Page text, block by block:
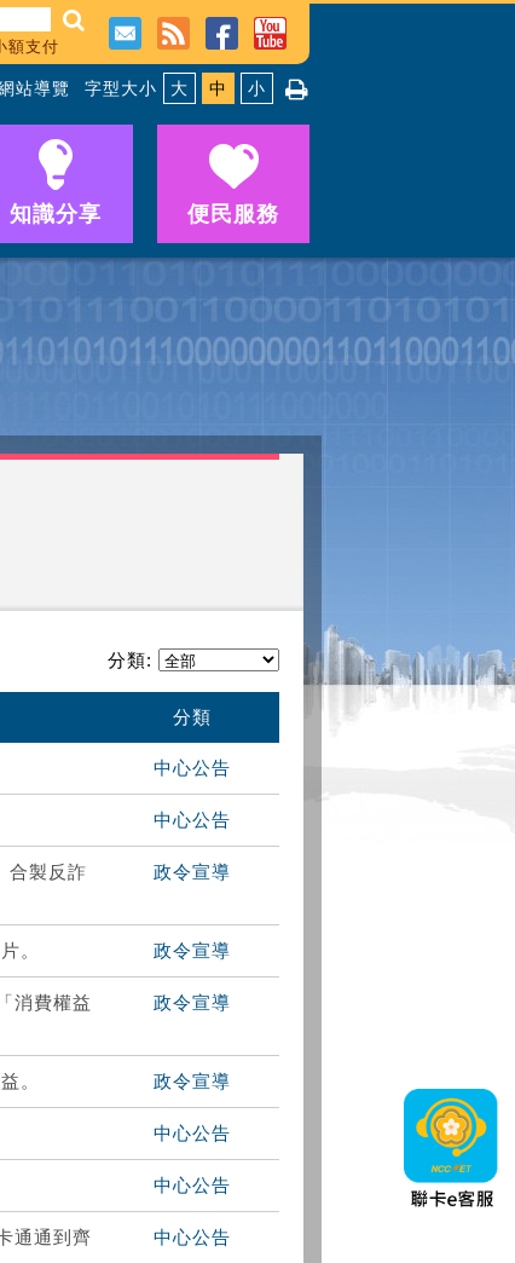
額支付
站導覽 字型大小 大 中 小
知識分享 便民服務
分類:
分類
中心公告
中心公告
合製反詐
政令宣導
。 政令宣導
消費權益
政令宣導
。 政令宣導
中心公告
中心公告
通通到齊 中心公告